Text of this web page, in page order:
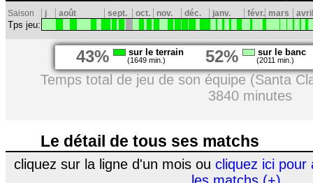
Saison j août sept. oct. nov. déc. janv. févr. mars avril
Tps jeu:
43% sur le terrain
(1649 min.) 52% sur le banc
(2011 min.)
Temps total de jeu de son équipe (Santa
3840 minutes
Le détail de tous ses matchs
cliquez sur la ligne d'un mois ou cliquez ici pour